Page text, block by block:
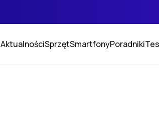
AktualnościSprzętSmartfonyPoradniki